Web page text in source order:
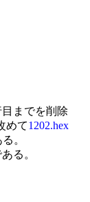
目までを削除
めて1202.hex